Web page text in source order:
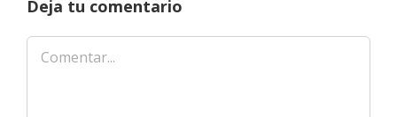
Deja tu comentario
Comentar